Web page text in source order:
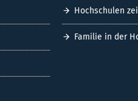
Hochschulen
Familie in der